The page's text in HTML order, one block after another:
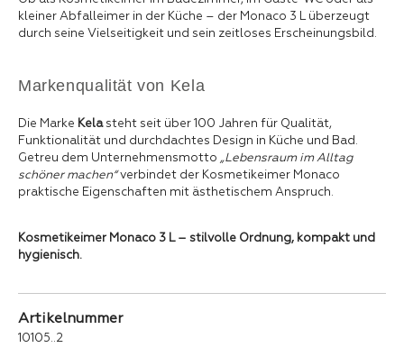
kleiner Abfalleimer in der Küche – der Monaco 3 L überzeugt
durch seine Vielseitigkeit und sein zeitloses Erscheinungsbild.
Markenqualität von Kela
Die Marke Kelasteht seit über 100 Jahren für Qualität,
Funktionalität und durchdachtes Design in Küche und Bad.
Getreu dem Unternehmensmotto „Lebensraum im Alltag
schöner machen“verbindet der Kosmetikeimer Monaco
praktische Eigenschaften mit ästhetischem Anspruch.
Kosmetikeimer Monaco 3 L – stilvolle Ordnung, kompakt und
hygienisch.
Artikelnummer
10105..2